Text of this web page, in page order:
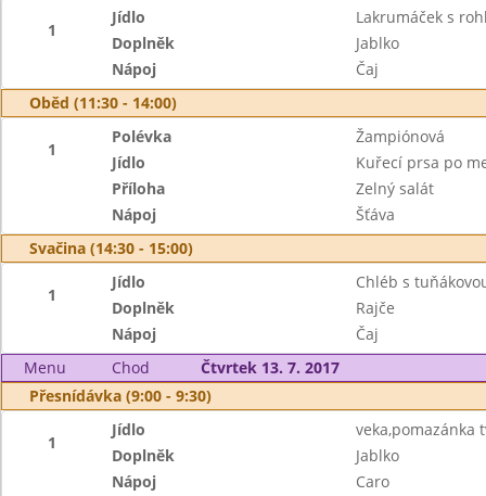
1
Jídlo
Lakrumáček s
Doplněk
Jablko
Nápoj
Čaj
Oběd (11:30 - 14:00)
1
Polévka
Žampiónová
Jídlo
Kuřecí prsa po
Příloha
Zelný salát
Nápoj
Šťáva
Svačina (14:30 - 15:00)
1
Jídlo
Chléb s
Doplněk
Rajče
Nápoj
Čaj
Menu
Chod
Čtvrtek 13. 7. 2017
Přesnídávka (9:00 - 9:30)
1
Jídlo
veka,pomazánka
Doplněk
Jablko
Nápoj
Caro